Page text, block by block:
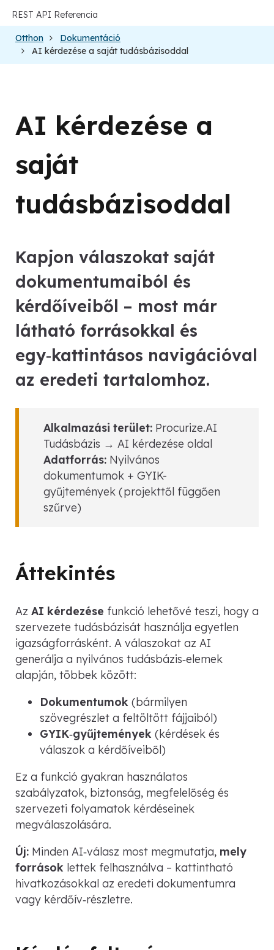
REST API Referencia
Otthon
Dokumentáció
AI kérdezése a saját tudásbázisoddal
AI kérdezése a
saját
tudásbázisoddal
Kapjon válaszokat saját
dokumentumaiból és
kérdőíveiből – most már
látható forrásokkal és
egy‑kattintásos navigációval
az eredeti tartalomhoz.
Alkalmazási terület: Procurize.AI
Tudásbázis → AI kérdezése oldal
Adatforrás: Nyilvános
dokumentumok + GYIK-
gyűjtemények (projekttől függően
szűrve)
Áttekintés
Az AI kérdezése funkció lehetővé teszi, hogy a
szervezete tudásbázisát használja egyetlen
igazságforrásként. A válaszokat az AI
generálja a nyilvános tudásbázis‑elemek
alapján, többek között:
Dokumentumok (bármilyen
szövegrészlet a feltöltött fájjaiból)
GYIK‑gyűjtemények (kérdések és
válaszok a kérdőíveiből)
Ez a funkció gyakran használatos
szabályzatok, biztonság, megfelelőség és
szervezeti folyamatok kérdéseinek
megválaszolására.
Új: Minden AI‑válasz most megmutatja, mely
források lettek felhasználva – kattintható
hivatkozásokkal az eredeti dokumentumra
vagy kérdőív‑részletre.